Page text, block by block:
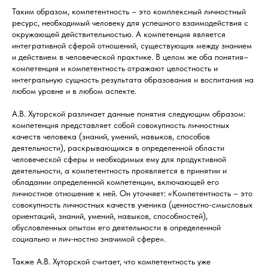
Таким образом, компетентность – это комплексный личностный
ресурс, необходимый человеку для успешного взаимодействия с
окружающей действительностью. А компетенция является
интегративной сферой отношений, существующих между знанием
и действием в человеческой практике. В целом же оба понятия–
компетенция и компетентность отражают целостность и
интегральную сущность результата образования и воспитания на
любом уровне и в любом аспекте.
А.В. Хуторской различает данные понятия следующим образом:
компетенция представляет собой совокупность личностных
качеств человека (знаний, умений, навыков, способов
деятельности), раскрывающихся в определенной области
человеческой сферы и необходимых ему для продуктивной
деятельности, а компетентность проявляется в принятии и
обладании определенной компетенции, включающей его
личностное отношение к ней. Он уточняет: «Компетентность – это
совокупность личностных качеств ученика (ценностно-смысловых
ориентаций, знаний, умений, навыков, способностей),
обусловленных опытом его деятельности в определенной
социально и лич-ностно значимой сфере».
Также А.В. Хуторской считает, что компетентность уже